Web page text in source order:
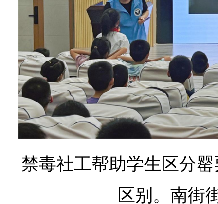
禁毒社工帮助学生区分
区别 。南街